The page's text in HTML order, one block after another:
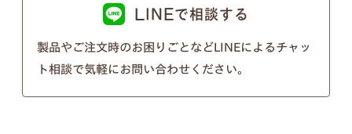
LINEで相談する
製品やご注文時のお困りごとなどLINEによるチャッ
ト相談で気軽にお問い合わせください。
以下の画像のようにきちんとそれぞれ違う形となっ
ておりますのでご安心ください。
※個別のご注文で筆記体のフォントの種類を変行す
ることはできないので、あらかじめご了承ください